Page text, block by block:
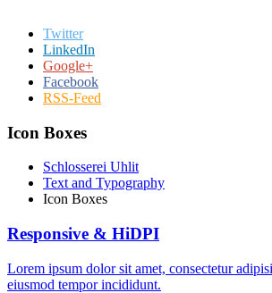
Twitter
LinkedIn
Google+
Facebook
RSS-Feed
Icon Boxes
Schlosserei Uhlit
Text and Typography
Icon Boxes
Responsive & HiDPI
Lorem ipsum dolor sit amet, consectetur
eiusmod tempor incididunt.